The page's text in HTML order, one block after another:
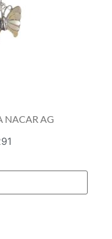
NACAR AG